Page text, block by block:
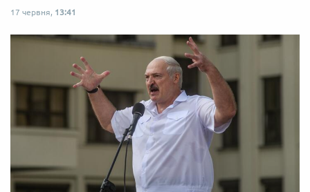
17 червня, 13:41